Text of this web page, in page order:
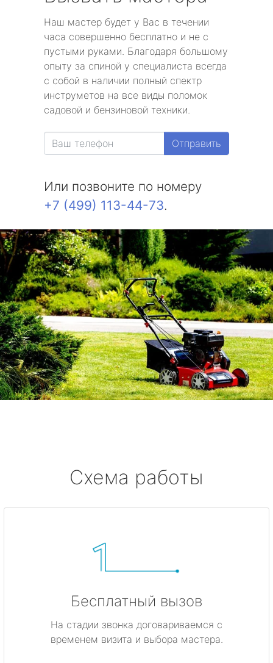
Наш мастер будет у Вас в течении
часа совершенно бесплатно и не с
пустыми руками. Благодаря большому
опыту за спиной у специалиста всегда
с собой в наличии полный спектр
инструметов на все виды поломок
садовой и бензиновой техники.
Отправить
Или позвоните по номеру
+7 (499) 113-44-73.
Схема работы
Бесплатный вызов
На стадии звонка договариваемся с
временем визита и выбора мастера.